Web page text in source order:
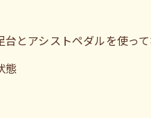
とアシストペダルを使っ
態